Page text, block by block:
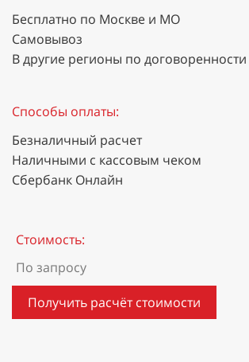
Бесплатно по Москве и МО
Самовывоз
В другие регионы по договоренности
Способы оплаты:
Безналичный расчет
Наличными с кассовым чеком
Сбербанк Онлайн
Стоимость:
По запросу
Получить расчёт стоимости